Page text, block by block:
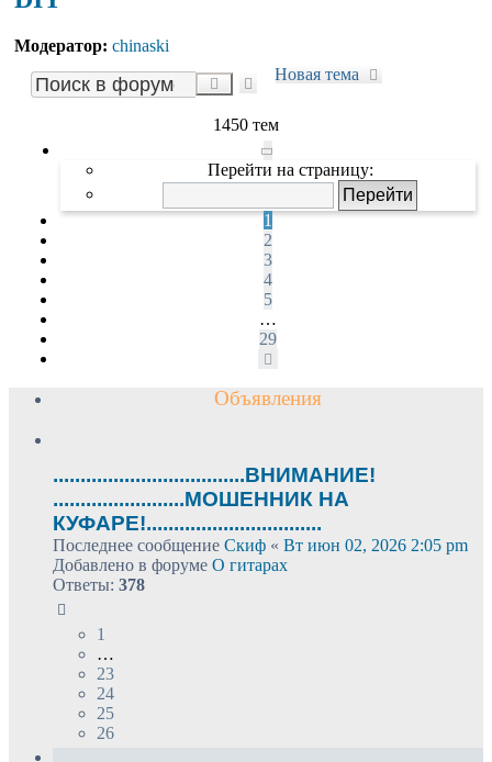
Модератор: chinaski
Новая тема
Поиск
Расширенный
1450 тем
Страница
1
из
29
Перейти на страницу:
1
2
3
4
5
…
29
Объявления
...................................ВНИМАНИЕ!
........................МОШЕННИК НА
КУФАРЕ!................................
Последнее сообщение Скиф « Вт июн 02, 2026 2:05 pm
Добавлено в форуме О гитарах
Ответы: 378
1
…
23
24
25
26